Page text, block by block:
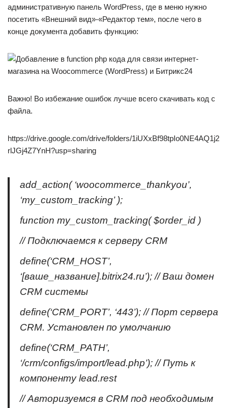
административную панель WordPress, где в меню нужно
посетить «Внешний вид»-«Редактор тем», после чего в
конце документа добавить функцию:
Важно! Во избежание ошибок лучше всего скачивать код с
файла.
https://drive.google.com/drive/folders/1iUXxBf98tpIo0NE4AQ1j2
rlJGj4Z7YnH?usp=sharing
add_action( ‘woocommerce_thankyou’,
‘my_custom_tracking’ );
function my_custom_tracking( $order_id )
// Подключаемся к серверу CRM
define(‘CRM_HOST’,
‘[ваше_название].bitrix24.ru’); // Ваш домен
CRM системы
define(‘CRM_PORT’, ‘443’); // Порт сервера
CRM. Установлен по умолчанию
define(‘CRM_PATH’,
‘/crm/configs/import/lead.php’); // Путь к
компоненту lead.rest
// Авторизуемся в CRM под необходимым